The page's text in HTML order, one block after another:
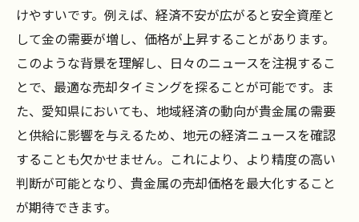
けやすいです。例えば、経済不安が広がると安全資産と
して金の需要が増し、価格が上昇することがあります。
このような背景を理解し、日々のニュースを注視するこ
とで、最適な売却タイミングを探ることが可能です。ま
た、愛知県においても、地域経済の動向が貴金属の需要
と供給に影響を与えるため、地元の経済ニュースを確認
することも欠かせません。これにより、より精度の高い
判断が可能となり、貴金属の売却価格を最大化すること
が期待できます。